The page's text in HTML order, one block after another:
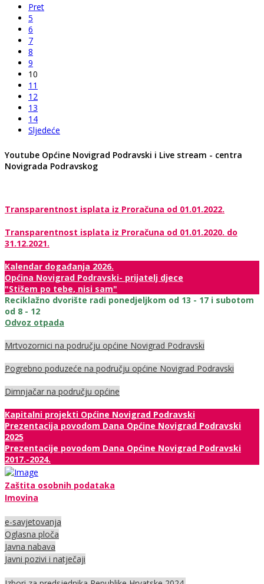
Pret
5
6
7
8
9
10
11
12
13
14
Sljedeće
Youtube Općine Novigrad Podravski i Live stream - centra
Novigrada Podravskog
Transparentnost isplata iz Proračuna od 01.01.2022.
Transparentnost isplata iz Proračuna od 01.01.2020. do
31.12.2021.
Kalendar događanja 2026.
Općina Novigrad Podravski- prijatelj djece
"Stižem po tebe, nisi sam"
Reciklažno dvorište radi ponedjeljkom od 13 - 17 i subotom
od 8 - 12
Odvoz otpada
Mrtvozornici na području općine Novigrad Podravski
Pogrebno poduzeće na području općine Novigrad Podravski
Dimnjačar na području općine
Kapitalni projekti Općine Novigrad Podravski
Prezentacija povodom Dana Općine Novigrad Podravski
2025
Prezentacije povodom Dana Općine Novigrad Podravski
2017.-2024.
Zaštita osobnih podataka
Imovina
e-savjetovanja
Oglasna ploča
Javna nabava
Javni pozivi i natječaji